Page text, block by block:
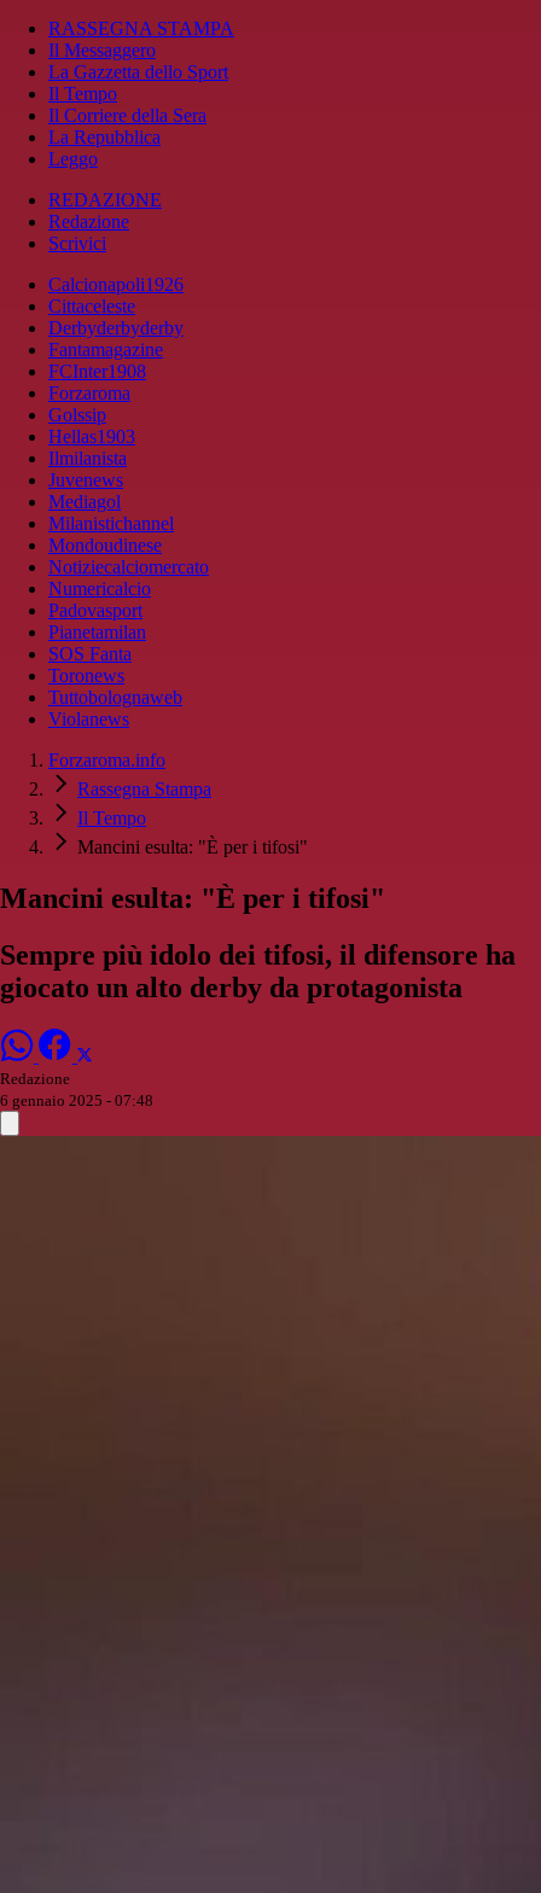
RASSEGNA STAMPA
Il Messaggero
La Gazzetta dello Sport
Il Tempo
Il Corriere della Sera
La Repubblica
Leggo
REDAZIONE
Redazione
Scrivici
Calcionapoli1926
Cittaceleste
Derbyderbyderby
Fantamagazine
FCInter1908
Forzaroma
Golssip
Hellas1903
Ilmilanista
Juvenews
Mediagol
Milanistichannel
Mondoudinese
Notiziecalciomercato
Numericalcio
Padovasport
Pianetamilan
SOS Fanta
Toronews
Tuttobolognaweb
Violanews
Forzaroma.info
Rassegna Stampa
Il Tempo
Mancini esulta: "È per i tifosi"
Mancini esulta: "È per i tifosi"
Sempre più idolo dei tifosi, il difensore ha
giocato un alto derby da protagonista
Redazione
6 gennaio 2025 - 07:48